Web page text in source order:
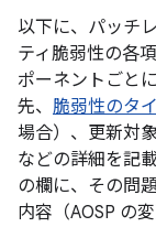
以下に、パッチ
ティ脆弱性の各
ポーネントごと
先、 脆弱性のタ
場合）、更新対
などの詳細を記
の欄に、その問
内容（AOSP の